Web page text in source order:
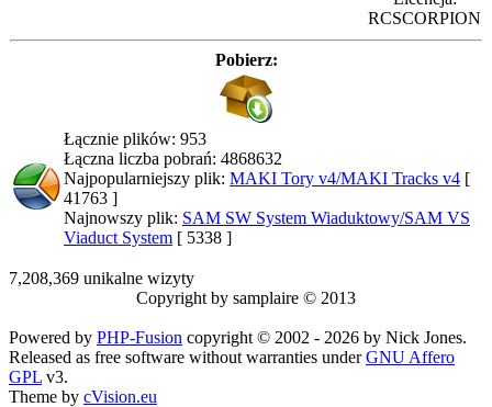
RCSCORPION
Pobierz:
Łącznie plików: 953
Łączna liczba pobrań: 4868632
Najpopularniejszy plik: MAKI Tory v4/MAKI Tracks v4 [
41763 ]
Najnowszy plik: SAM SW System Wiaduktowy/SAM VS
Viaduct System [ 5338 ]
7,208,369 unikalne wizyty
Copyright by samplaire © 2013
Powered by PHP-Fusion copyright © 2002 - 2026 by Nick Jones.
Released as free software without warranties underGNU Affero
GPL v3.
Theme by cVision.eu